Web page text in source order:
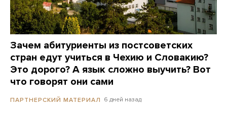
Зачем абитуриенты из постсоветских
стран едут учиться в Чехию и Словакию?
Это дорого? А язык сложно выучить? Вот
что говорят они сами
ПАРТНЕРСКИЙ МАТЕРИАЛ 6 дней назад